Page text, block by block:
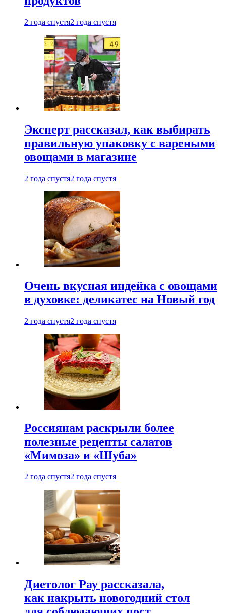
2 года спустя2 года спустя
Эксперт рассказал, как выбирать
правильную упаковку с вареными
овощами в магазине
2 года спустя2 года спустя
Очень вкусная индейка с овощами
в духовке: деликатес на Новый год
2 года спустя2 года спустя
Россиянам раскрыли более
полезные рецепты салатов
«Мимоза» и «Шуба»
2 года спустя2 года спустя
Диетолог Рау рассказала,
как накрыть новогодний стол